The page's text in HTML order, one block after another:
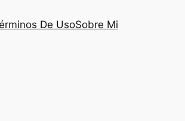
De UsoSobre Mi